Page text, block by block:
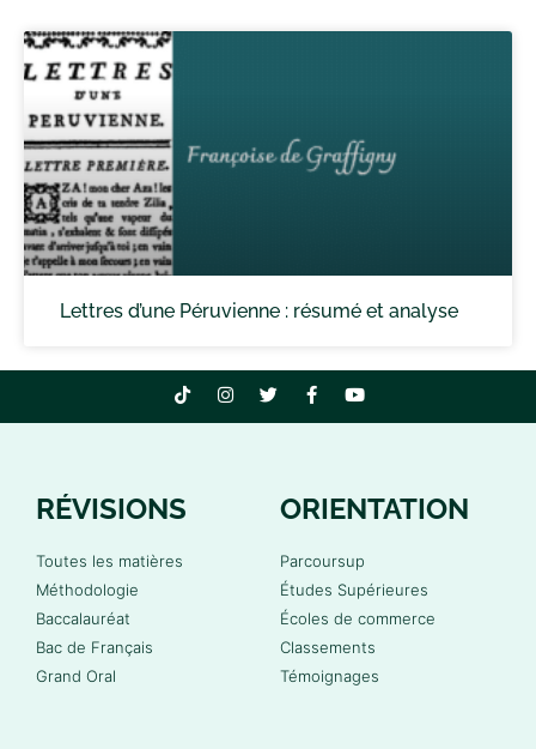
Lettres d’une Péruvienne : résumé et analyse
RÉVISIONS
Toutes les matières
Méthodologie
Baccalauréat
Bac de Français
Grand Oral
ORIENTATION
Parcoursup
Études Supérieures
Écoles de commerce
Classements
Témoignages